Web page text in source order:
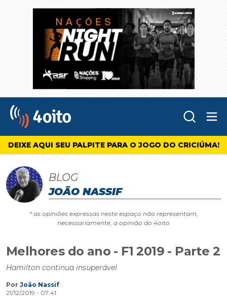
4oito
DEIXE AQUI SEU PALPITE PARA O JOGO DO CRICIÚMA!
BLOG
JOÃO NASSIF
* as opiniões expressas neste espaço não representam,
necessariamente, a opinião do 4oito
Melhores do ano - F1 2019 - Parte 2
Hamilton continua insuperável
Por João Nassif
21/12/2019 - 07:41